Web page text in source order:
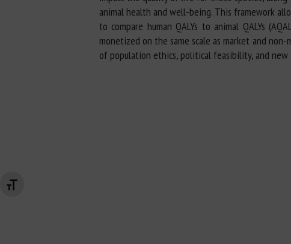
Changer la taille de la police
animal health and well-being. This framework
to compare human QALYs to animal QALYs
monetized on the same scale as market and
of population ethics, political feasibility, and